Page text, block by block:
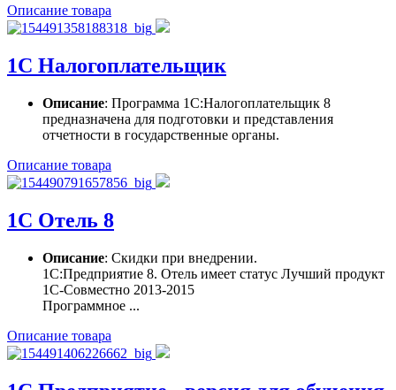
Описание товара
1С Налогоплательщик
Описание: Программа 1С:Налогоплательщик 8
предназначена для подготовки и представления
отчетности в государственные органы.
Описание товара
1С Отель 8
Описание: Скидки при внедрении.
1С:Предприятие 8. Отель имеет статус Лучший продукт
1С-Совместно 2013-2015
Программное ...
Описание товара